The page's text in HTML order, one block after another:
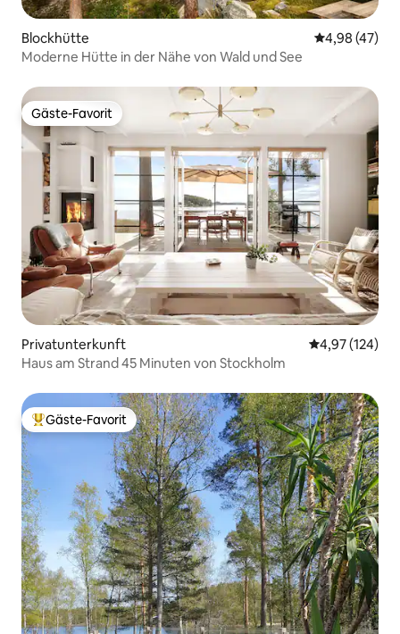
Blockhütte
4,98 (47)
Moderne Hütte in der Nähe von Wald und See
Gäste-Favorit
Gäste-Favorit
Privatunterkunft
4,97 (124)
Haus am Strand 45 Minuten von Stockholm
Beliebter Gäste-Favorit.
Gäste-Favorit